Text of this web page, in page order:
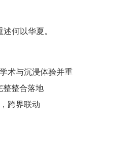
何以华夏。
术与沉浸体验并重
整整合落地
跨界联动